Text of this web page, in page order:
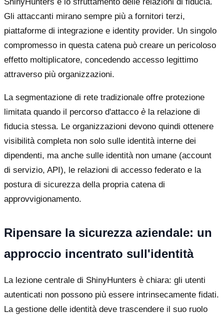
Gli attaccanti mirano sempre più a fornitori terzi,
piattaforme di integrazione e identity provider. Un singolo
compromesso in questa catena può creare un pericoloso
effetto moltiplicatore, concedendo accesso legittimo
attraverso più organizzazioni.
La segmentazione di rete tradizionale offre protezione
limitata quando il percorso d'attacco è la relazione di
fiducia stessa. Le organizzazioni devono quindi ottenere
visibilità completa non solo sulle identità interne dei
dipendenti, ma anche sulle identità non umane (account
di servizio, API), le relazioni di accesso federato e la
postura di sicurezza della propria catena di
approvvigionamento.
Ripensare la sicurezza aziendale: un
approccio incentrato sull'identità
La lezione centrale di ShinyHunters è chiara: gli utenti
autenticati non possono più essere intrinsecamente fidati.
La gestione delle identità deve trascendere il suo ruolo